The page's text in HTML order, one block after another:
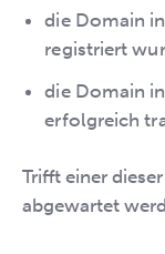
die Domain
registriert
die Domain
erfolgreich
Trifft einer
abgewartet